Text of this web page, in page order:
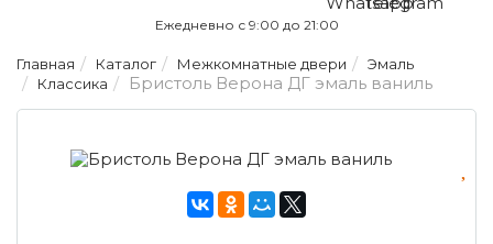
Ежедневно с 9:00 до 21:00
Главная Каталог Межкомнатные двери
Эмаль
Классика
Бристоль Верона ДГ эмаль ваниль